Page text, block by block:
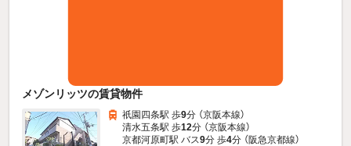
メゾンリッツの賃貸物件
祇園四条駅 歩9分 （京阪本線）
清水五条駅 歩12分 （京阪本線）
京都河原町駅 バス9分 歩4分 （阪急京都線）